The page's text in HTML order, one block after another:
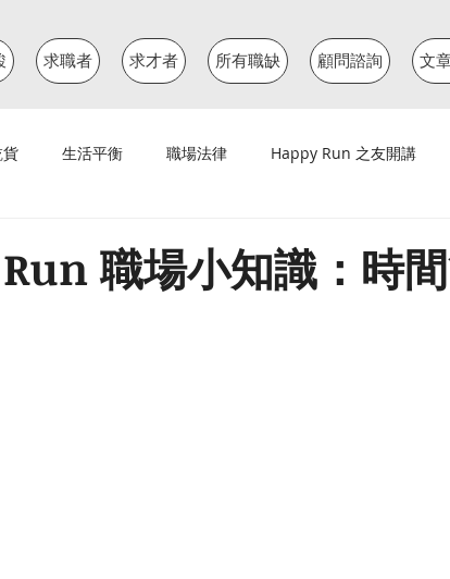
求職者 求才者 所有職缺 顧問諮詢 文
生活平衡 職場法律 Happy Run 之友開講
職場小知識：時